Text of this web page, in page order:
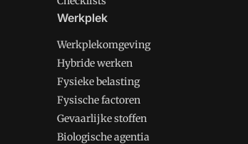
Werkplek
Werkplekomgeving
Hybride werken
Fysieke belasting
Fysische factoren
Gevaarlijke stoffen
Biologische agentia